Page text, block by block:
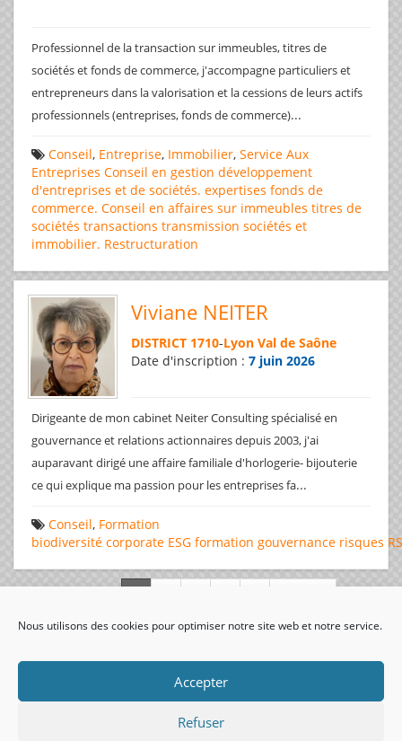
Nous utilisons des cookies pour optimiser notre site web et notre service.
Accepter
Refuser
Professionnel de la transaction sur immeubles, titres de
sociétés et fonds de commerce, j'accompagne particuliers et
entrepreneurs dans la valorisation et la cessions de leurs actifs
professionnels (entreprises, fonds de commerce)...
Conseil, Entreprise, Immobilier, Service Aux
Entreprises Conseil en gestion développement
d'entreprises et de sociétés. expertises fonds de
commerce. Conseil en affaires sur immeubles titres de
sociétés transactions transmission sociétés et
immobilier. Restructuration
Viviane NEITER
DISTRICT 1710-Lyon Val de Saône
Date d'inscription : 7 juin 2026
Dirigeante de mon cabinet Neiter Consulting spécialisé en
gouvernance et relations actionnaires depuis 2003, j'ai
auparavant dirigé une affaire familiale d'horlogerie- bijouterie
ce qui explique ma passion pour les entreprises fa...
Conseil, Formation
biodiversité corporate ESG formation gouvernance risques
visiteurs uniques: